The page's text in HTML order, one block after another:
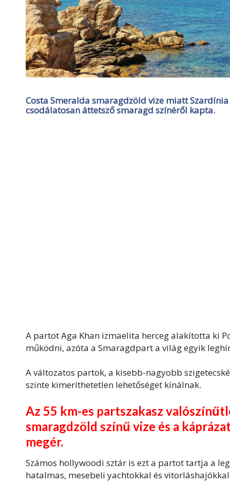
Costa Smeralda smaragdzöld vize miatt
csodálatosan áttetsző smaragd színéről kapta.
A partot Aga Khan izmaelita herceg alakította ki
működni, azóta a Smaragdpart a világ egyik
A változatos partok, a kisebb-nagyobb
szinte kimeríthetetlen lehetőséget kínálnak.
Az 55 km-es partszakasz
smaragdzöld színű vize és a
megér.
Számos hollywoodi sztár is ezt a partot tartja a
hatalmas, mesebeli yachtokkal és